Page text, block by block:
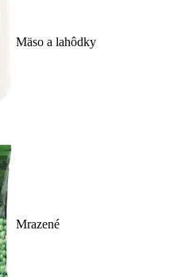
Mäso a lahôdky
Mrazené